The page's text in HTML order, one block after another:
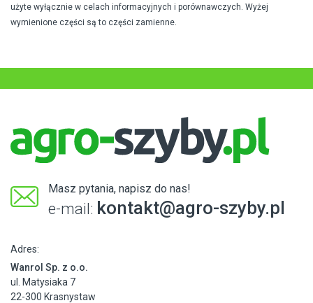
użyte wyłącznie w celach informacyjnych i porównawczych. Wyżej
wymienione części są to części zamienne.
Masz pytania, napisz do nas!
e-mail: kontakt@agro-szyby.pl
Adres:
Wanrol Sp. z o.o.
ul. Matysiaka 7
22-300 Krasnystaw